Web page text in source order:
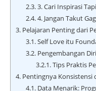
2.3.3. Cari Inspirasi
2.4.4. Jangan Takut
3. Pelajaran Penting dari
3.1.Self Love itu
3.2.Pengembangan
3.2.1.Tips Praktis
4. Pentingnya Konsistensi
4.1.Data Menarik: